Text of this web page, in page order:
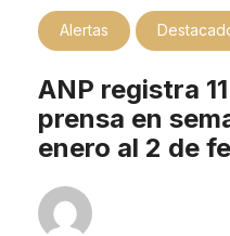
Alertas
ANP registra
prensa en
enero al 2 de